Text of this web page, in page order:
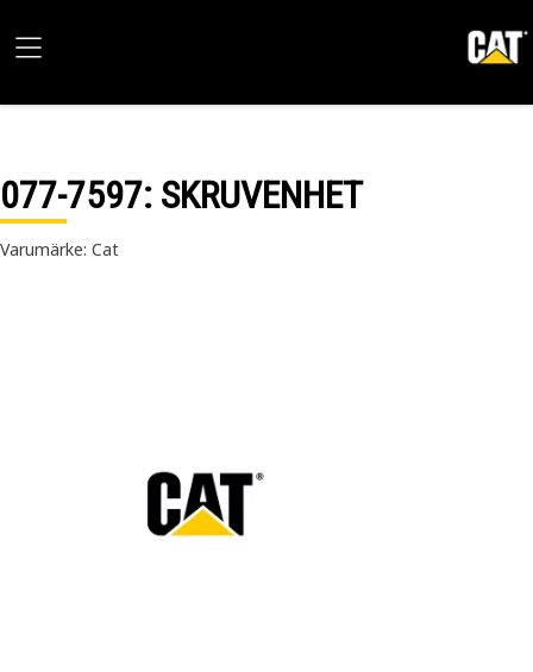
077-7597: SKRUVENHET
Varumärke: Cat